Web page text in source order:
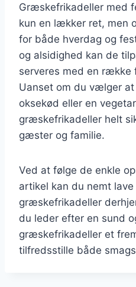
Græskefrikadeller med
kun en lækker ret, men
for både hverdag og
og alsidighed kan de
serveres med en række
Uanset om du vælger
oksekød eller en
græskefrikadeller helt
gæster og familie.
Ved at følge de enkle
artikel kan du nemt
græskefrikadeller
du leder efter en sund
græskefrikadeller et
tilfredsstille både